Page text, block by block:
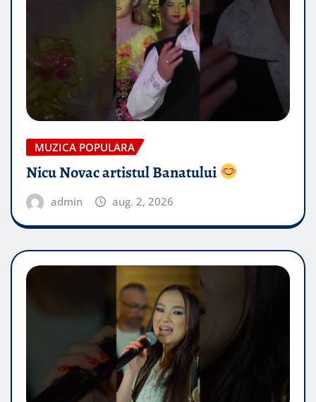
MUZICA POPULARA
Nicu Novac artistul Banatului
admin aug. 2, 2026